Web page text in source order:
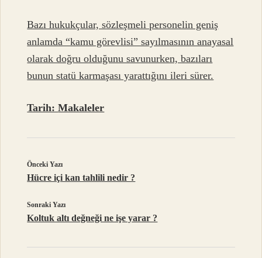
Bazı hukukçular, sözleşmeli personelin geniş
anlamda “kamu görevlisi” sayılmasının anayasal
olarak doğru olduğunu savunurken, bazıları
bunun statü karmaşası yarattığını ileri sürer.
Tarih:Makaleler
Önceki Yazı
Hücre içi kan tahlili nedir ?
Sonraki Yazı
Koltuk altı değneği ne işe yarar ?